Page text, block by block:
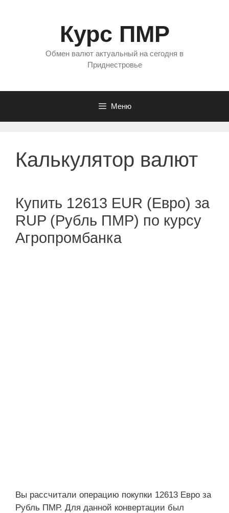
Курс ПМР
Обмен валют актуальный на сегодня в
Приднестровье
Меню
Калькулятор валют
Купить 12613 EUR (Евро) за
RUP (Рубль ПМР) по курсу
Агропромбанка
Вы рассчитали операцию покупки 12613 Евро за
Рубль ПМР. Для данной конвертации был